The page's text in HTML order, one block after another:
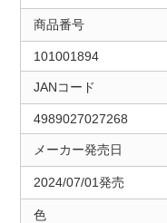
商品番号
101001894
JANコード
4989027027268
メーカー発売日
2024/07/01発売
色